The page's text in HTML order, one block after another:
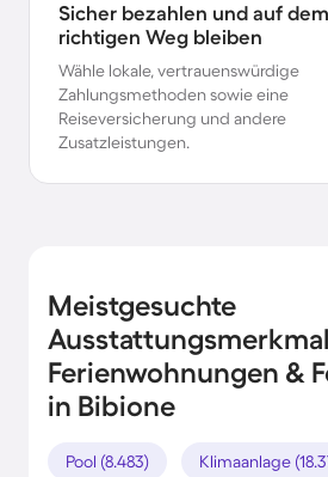
Sicher bezahlen und auf dem
richtigen Weg bleiben
Wähle lokale, vertrauenswürdige
Zahlungsmethoden sowie eine
Reiseversicherung und andere
Zusatzleistungen.
Meistgesuchte
Ferienwohnungen &
in Bibione
Pool (8.483) Klimaanlage